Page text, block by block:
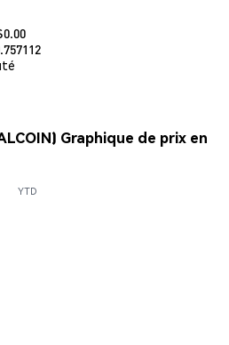
Graphique de prix en
YTD